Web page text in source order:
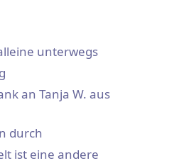
unterwegs
an Tanja W. aus
durch
ist eine andere